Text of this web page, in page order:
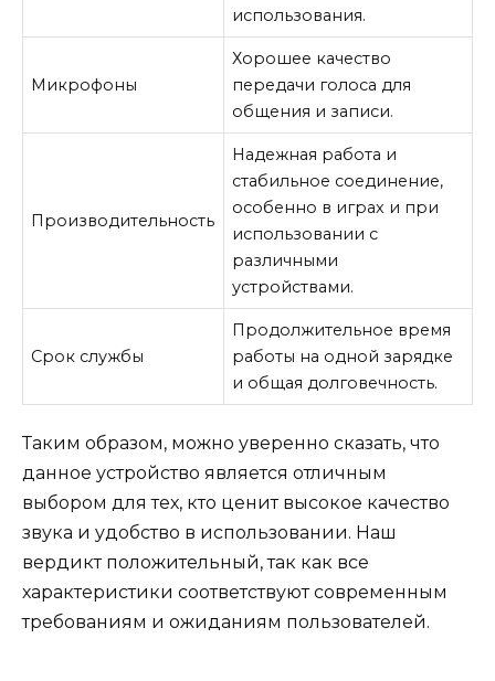
использования.
Микрофоны
Хорошее качество
передачи голоса для
общения и записи.
Производительность
Надежная работа и
стабильное соединение,
особенно в играх и при
использовании с
различными
устройствами.
Срок службы
Продолжительное время
работы на одной зарядке
и общая долговечность.
Таким образом, можно уверенно сказать, что
данное устройство является отличным
выбором для тех, кто ценит высокое качество
звука и удобство в использовании. Наш
вердикт положительный, так как все
характеристики соответствуют современным
требованиям и ожиданиям пользователей.